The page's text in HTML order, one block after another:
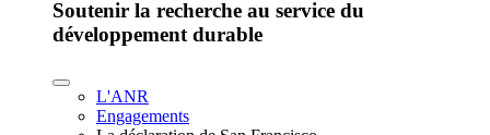
Soutenir la recherche au service du
développement durable
L'ANR
Engagements